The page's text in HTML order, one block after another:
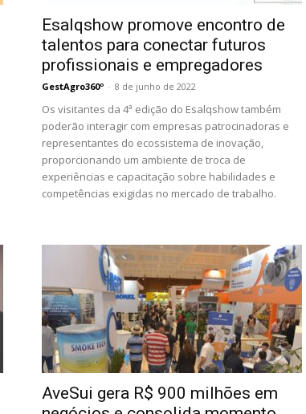
Esalqshow promove encontro de
talentos para conectar futuros
profissionais e empregadores
GestAgro360º - 8 de junho de 2022
Os visitantes da 4ª edição do Esalqshow também
poderão interagir com empresas patrocinadoras e
representantes do ecossistema de inovação,
proporcionando um ambiente de troca de
experiências e capacitação sobre habilidades e
competências exigidas no mercado de trabalho.
AveSui gera R$ 900 milhões em